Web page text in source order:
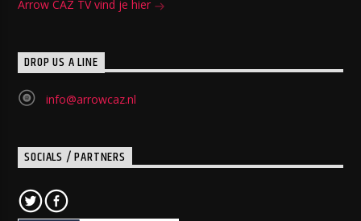
Arrow CAZ TV vind je hier
DROP US A LINE
info@arrowcaz.nl
SOCIALS / PARTNERS